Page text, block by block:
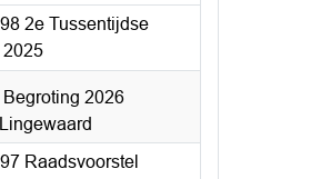
2e Tussentijdse
2025
2026
Raadsvoorstel